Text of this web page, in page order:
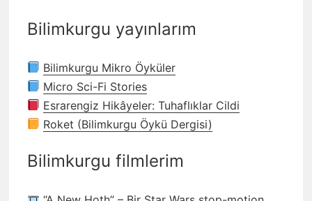
Bilimkurgu yayınlarım
Bilimkurgu Mikro Öyküler
Micro Sci-Fi Stories
Esrarengiz Hikâyeler: Tuhaflıklar Cildi
Roket (Bilimkurgu Öykü Dergisi)
Bilimkurgu filmlerim